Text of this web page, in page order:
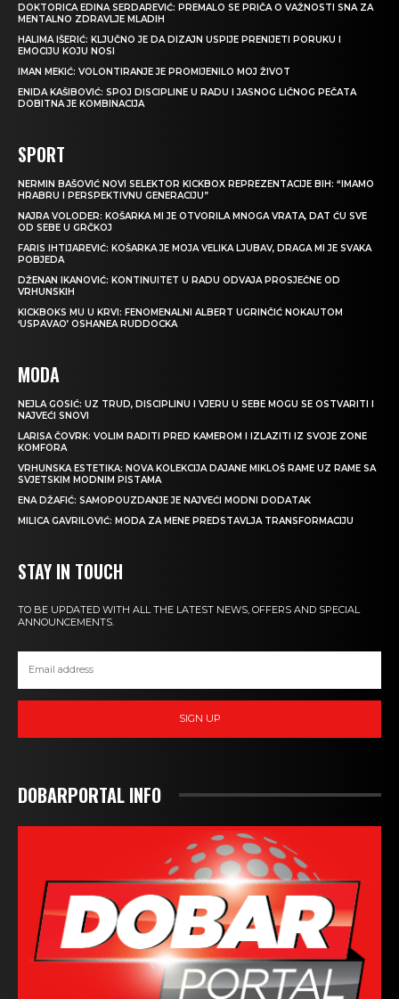
DOKTORICA EDINA SERDAREVIĆ: PREMALO SE PRIČA O VAŽNOSTI SNA ZA
MENTALNO ZDRAVLJE MLADIH
HALIMA IŠERIĆ: KLJUČNO JE DA DIZAJN USPIJE PRENIJETI PORUKU I
EMOCIJU KOJU NOSI
IMAN MEKIĆ: VOLONTIRANJE JE PROMIJENILO MOJ ŽIVOT
ENIDA KAŠIBOVIĆ: SPOJ DISCIPLINE U RADU I JASNOG LIČNOG PEČATA
DOBITNA JE KOMBINACIJA
SPORT
NERMIN BAŠOVIĆ NOVI SELEKTOR KICKBOX REPREZENTACIJE BIH: “IMAMO
HRABRU I PERSPEKTIVNU GENERACIJU”
NAJRA VOLODER: KOŠARKA MI JE OTVORILA MNOGA VRATA, DAT ĆU SVE
OD SEBE U GRČKOJ
FARIS IHTIJAREVIĆ: KOŠARKA JE MOJA VELIKA LJUBAV, DRAGA MI JE SVAKA
POBJEDA
DŽENAN IKANOVIĆ: KONTINUITET U RADU ODVAJA PROSJEČNE OD
VRHUNSKIH
KICKBOKS MU U KRVI: FENOMENALNI ALBERT UGRINČIĆ NOKAUTOM
‘USPAVAO’ OSHANEA RUDDOCKA
MODA
NEJLA GOSIĆ: UZ TRUD, DISCIPLINU I VJERU U SEBE MOGU SE OSTVARITI I
NAJVEĆI SNOVI
LARISA ČOVRK: VOLIM RADITI PRED KAMEROM I IZLAZITI IZ SVOJE ZONE
KOMFORA
VRHUNSKA ESTETIKA: NOVA KOLEKCIJA DAJANE MIKLOŠ RAME UZ RAME SA
SVJETSKIM MODNIM PISTAMA
ENA DŽAFIĆ: SAMOPOUZDANJE JE NAJVEĆI MODNI DODATAK
MILICA GAVRILOVIĆ: MODA ZA MENE PREDSTAVLJA TRANSFORMACIJU
STAY IN TOUCH
TO BE UPDATED WITH ALL THE LATEST NEWS, OFFERS AND SPECIAL
ANNOUNCEMENTS.
SIGN UP
DOBARPORTAL INFO